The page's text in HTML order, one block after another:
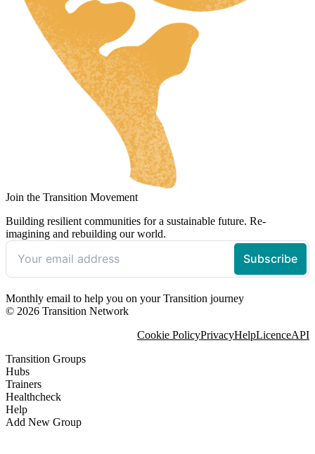
Join the Transition Movement
Building resilient communities for a sustainable future. Re-
imagining and rebuilding our world.
Monthly email to help you on your Transition journey
© 2026 Transition Network
Cookie PolicyPrivacyHelpLicenceAPI
Transition Groups
Hubs
Trainers
Healthcheck
Help
Add New Group